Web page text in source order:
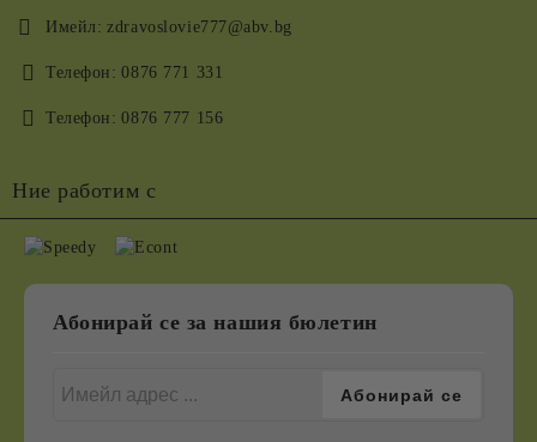
Имейл: zdravoslovie777@abv.bg
Телефон: 0876 771 331
Телефон: 0876 777 156
Ние работим с
Абонирай се за нашия бюлетин